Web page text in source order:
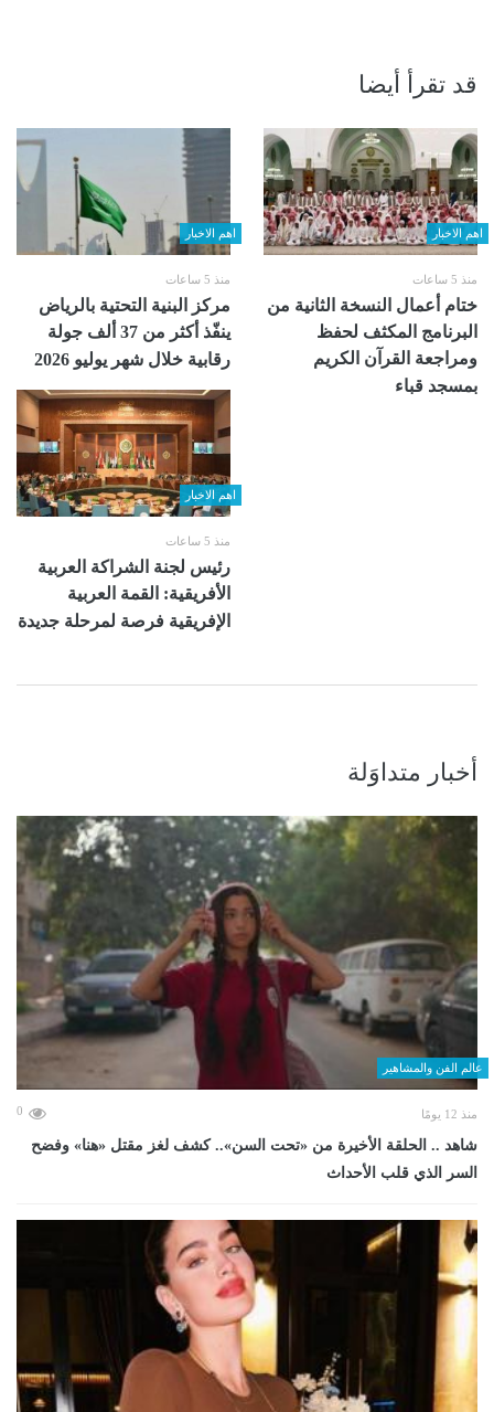
قد تقرأ أيضا
اهم الاخبار
منذ 5 ساعات
ختام أعمال النسخة الثانية من
البرنامج المكثف لحفظ
ومراجعة القرآن الكريم
بمسجد قباء
اهم الاخبار
منذ 5 ساعات
مركز البنية التحتية بالرياض
ينفّذ أكثر من 37 ألف جولة
رقابية خلال شهر يوليو 2026
اهم الاخبار
منذ 5 ساعات
رئيس لجنة الشراكة العربية
الأفريقية: القمة العربية
الإفريقية فرصة لمرحلة جديدة
أخبار متداوَلة
عالم الفن والمشاهير
منذ 12 يومًا 0
شاهد .. الحلقة الأخيرة من «تحت السن».. كشف لغز مقتل «هنا» وفضح
السر الذي قلب الأحداث